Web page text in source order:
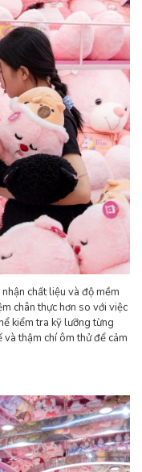
chất liệu và độ mềm
chân thực hơn so với việc
kiểm tra kỹ lưỡng từng
và thậm chí ôm thử để cảm